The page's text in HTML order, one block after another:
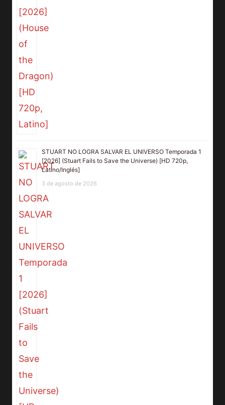
STUART NO LOGRA SALVAR EL UNIVERSO Temporada 1
[2026] (Stuart Fails to Save the Universe) [HD 720p,
Latino/Inglés]
3 de agosto de 2026